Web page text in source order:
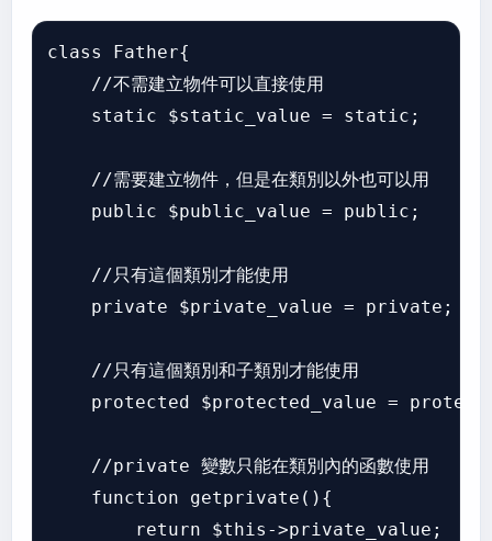
class Father{
    //不需建立物件可以直接使用
    static $static_value = static;
    //需要建立物件，但是在類別以外也可以用
    public $public_value = public;
    //只有這個類別才能使用
    private $private_value = private;
    //只有這個類別和子類別才能使用
protected $protected_value =
    //private 變數只能在類別內的函數使用
    function getprivate(){
        return $this->private_value;